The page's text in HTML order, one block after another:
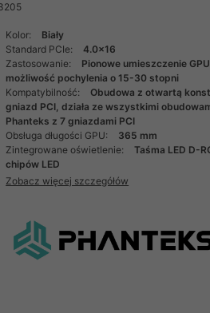
Kolor:
Biały
Standard PCIe:
4.0x16
Zastosowanie:
Pionowe umieszczenie
możliwość pochylenia o 15-30 stopni
Kompatybilność:
Obudowa z otwartą
gniazd PCI, działa ze wszystkimi
Phanteks z 7 gniazdami PCI
Obsługa długości GPU:
365 mm
Zintegrowane oświetlenie:
Taśma LED D-
chipów LED
Zobacz więcej szczegółów